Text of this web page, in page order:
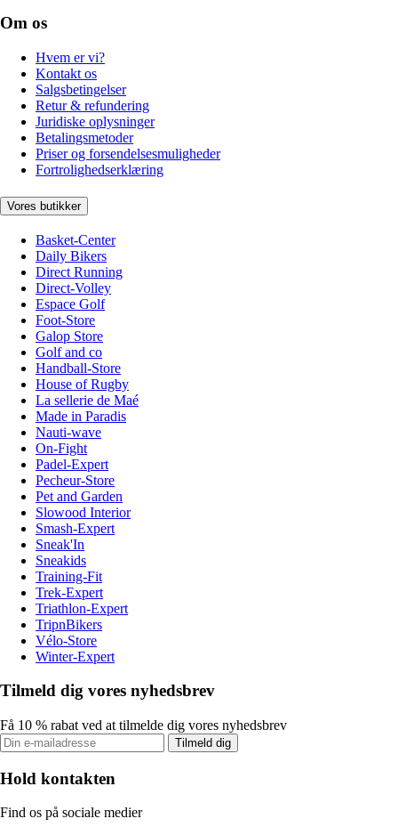
Om os
Hvem er vi?
Kontakt os
Salgsbetingelser
Retur & refundering
Juridiske oplysninger
Betalingsmetoder
Priser og forsendelsesmuligheder
Fortrolighedserklæring
Vores butikker
Basket-Center
Daily Bikers
Direct Running
Direct-Volley
Espace Golf
Foot-Store
Galop Store
Golf and co
Handball-Store
House of Rugby
La sellerie de Maé
Made in Paradis
Nauti-wave
On-Fight
Padel-Expert
Pecheur-Store
Pet and Garden
Slowood Interior
Smash-Expert
Sneak'In
Sneakids
Training-Fit
Trek-Expert
Triathlon-Expert
TripnBikers
Vélo-Store
Winter-Expert
Tilmeld dig vores nyhedsbrev
Få 10 % rabat ved at tilmelde dig vores nyhedsbrev
Tilmeld dig
Hold kontakten
Find os på sociale medier